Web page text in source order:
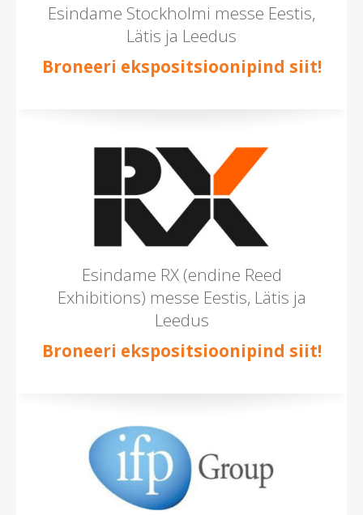
Esindame Stockholmi messe Eestis,
Lätis ja Leedus
Broneeri ekspositsioonipind siit!
Esindame RX (endine Reed
Exhibitions) messe Eestis, Lätis ja
Leedus
Broneeri ekspositsioonipind siit!